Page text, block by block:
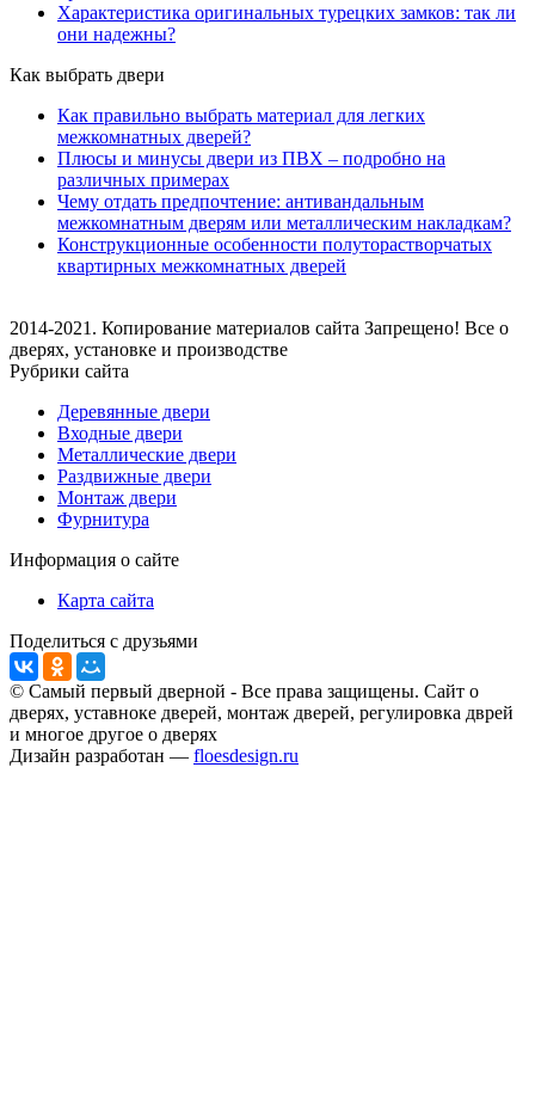
Характеристика оригинальных турецких замков: так ли
они надежны?
Как выбрать двери
Как правильно выбрать материал для легких
межкомнатных дверей?
Плюсы и минусы двери из ПВХ – подробно на
различных примерах
Чему отдать предпочтение: антивандальным
межкомнатным дверям или металлическим накладкам?
Конструкционные особенности полуторастворчатых
квартирных межкомнатных дверей
2014-2021. Копирование материалов сайта Запрещено! Все о
дверях, установке и производстве
Рубрики сайта
Деревянные двери
Входные двери
Металлические двери
Раздвижные двери
Монтаж двери
Фурнитура
Информация о сайте
Карта сайта
Поделиться с друзьями
© Самый первый дверной - Все права защищены. Сайт о
дверях, уставноке дверей, монтаж дверей, регулировка дврей
и многое другое о дверях
Дизайн разработан — floesdesign.ru